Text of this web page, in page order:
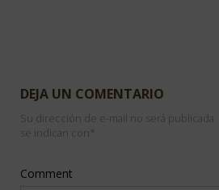
DEJA UN COMENTARIO
Su dirección de e-mail no será
se indican con *
Comment